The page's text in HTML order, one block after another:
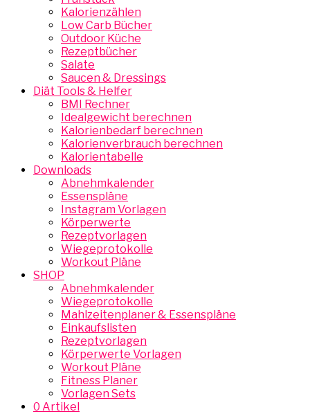
Kalorienzählen
Low Carb Bücher
Outdoor Küche
Rezeptbücher
Salate
Saucen & Dressings
Diät Tools & Helfer
BMI Rechner
Idealgewicht berechnen
Kalorienbedarf berechnen
Kalorienverbrauch berechnen
Kalorientabelle
Downloads
Abnehmkalender
Essenspläne
Instagram Vorlagen
Körperwerte
Rezeptvorlagen
Wiegeprotokolle
Workout Pläne
SHOP
Abnehmkalender
Wiegeprotokolle
Mahlzeitenplaner & Essenspläne
Einkaufslisten
Rezeptvorlagen
Körperwerte Vorlagen
Workout Pläne
Fitness Planer
Vorlagen Sets
0 Artikel